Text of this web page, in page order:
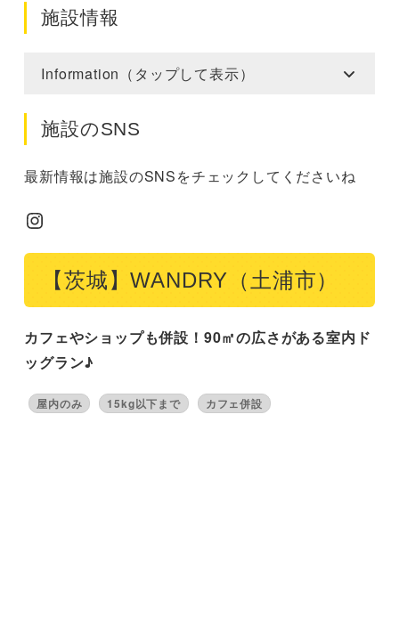
施設情報
Information（タップして表示）
施設のSNS
最新情報は施設のSNSをチェックしてくださいね
Instagram
【茨城】WANDRY（土浦市）
カフェやショップも併設！90㎡の広さがある室内ド
ッグラン♪
屋内のみ 15kg以下まで カフェ併設